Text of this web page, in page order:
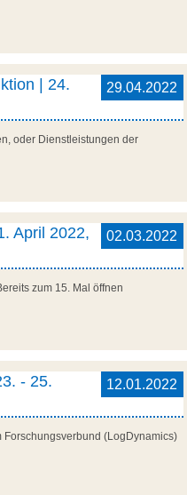
29.04.2022
| 24.
oder Dienstleistungen der
02.03.2022
April 2022,
zum 15. Mal öffnen
12.01.2022
- 25.
Forschungsverbund (LogDynamics)